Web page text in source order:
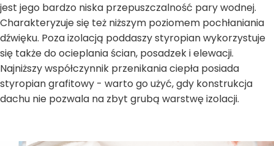
jest jego bardzo niska przepuszczalność pary wodnej.
Charakteryzuje się też niższym poziomem pochłaniania
dźwięku. Poza izolacją poddaszy styropian wykorzystuje
się także do ocieplania ścian, posadzek i elewacji.
Najniższy współczynnik przenikania ciepła posiada
styropian grafitowy - warto go użyć, gdy konstrukcja
dachu nie pozwala na zbyt grubą warstwę izolacji.